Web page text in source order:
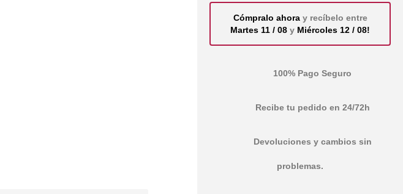
Cómpralo ahora y recíbelo entre
Martes 11 / 08 y Miércoles 12 / 08!
100% Pago Seguro
Recibe tu pedido en 24/72h
Devoluciones y cambios sin
problemas.